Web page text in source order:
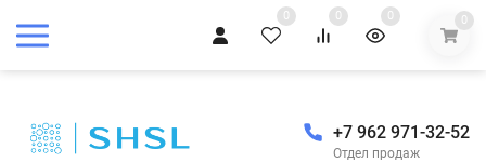
0 0 0 0
+7 962 971-32-52
Отдел продаж